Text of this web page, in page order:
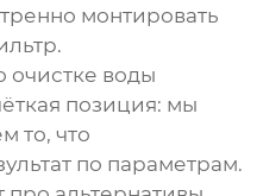
монтировать
очистке воды
позиция: мы
то, что
по параметрам.